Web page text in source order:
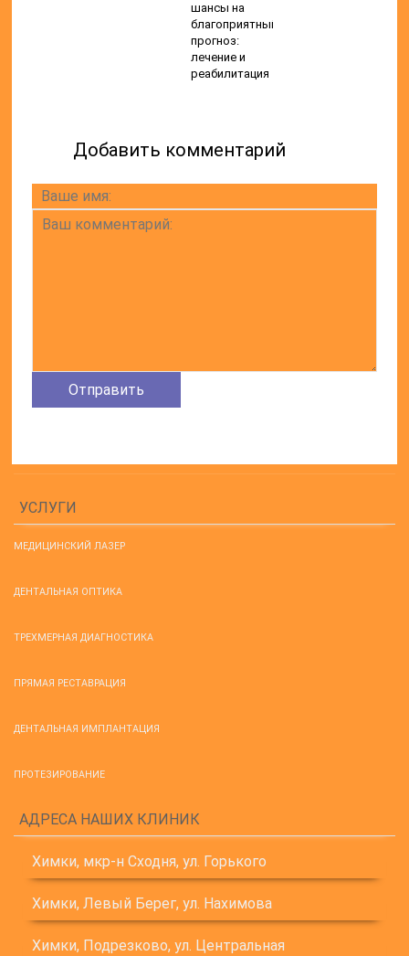
шансы на
благоприятный
прогноз:
лечение и
реабилитация
Добавить комментарий
УСЛУГИ
МЕДИЦИНСКИЙ ЛАЗЕР
ДЕНТАЛЬНАЯ ОПТИКА
ТРЕХМЕРНАЯ ДИАГНОСТИКА
ПРЯМАЯ РЕСТАВРАЦИЯ
ДЕНТАЛЬНАЯ ИМПЛАНТАЦИЯ
ПРОТЕЗИРОВАНИЕ
АДРЕСА НАШИХ КЛИНИК
Химки, мкр-н Сходня, ул. Горького
Химки, Левый Берег, ул. Нахимова
Химки, Подрезково, ул. Центральная